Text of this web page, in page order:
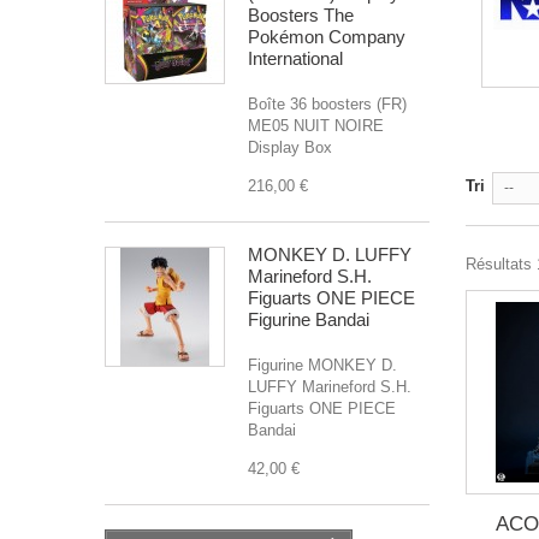
Boosters The
Pokémon Company
International
Boîte 36 boosters (FR)
ME05 NUIT NOIRE
Display Box
216,00 €
MONKEY D. LUFFY
Marineford S.H.
Figuarts ONE PIECE
Figurine Bandai
Figurine MONKEY D.
LUFFY Marineford S.H.
Figuarts ONE PIECE
Bandai
42,00 €
Tri --
Résultats